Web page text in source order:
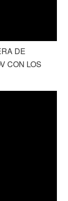
DE
CON LOS